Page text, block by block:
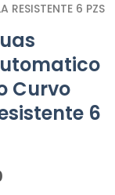
RESISTENTE 6 PZS
Curvo
6